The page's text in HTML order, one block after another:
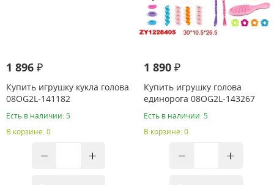
1 896 ₽
Купить игрушку кукла голова
08OG2L-141182
Есть в наличии: 5
В корзине: 0
1 890 ₽
Купить игрушку голова
единорога 08OG2L-143267
Есть в наличии: 5
В корзине: 0